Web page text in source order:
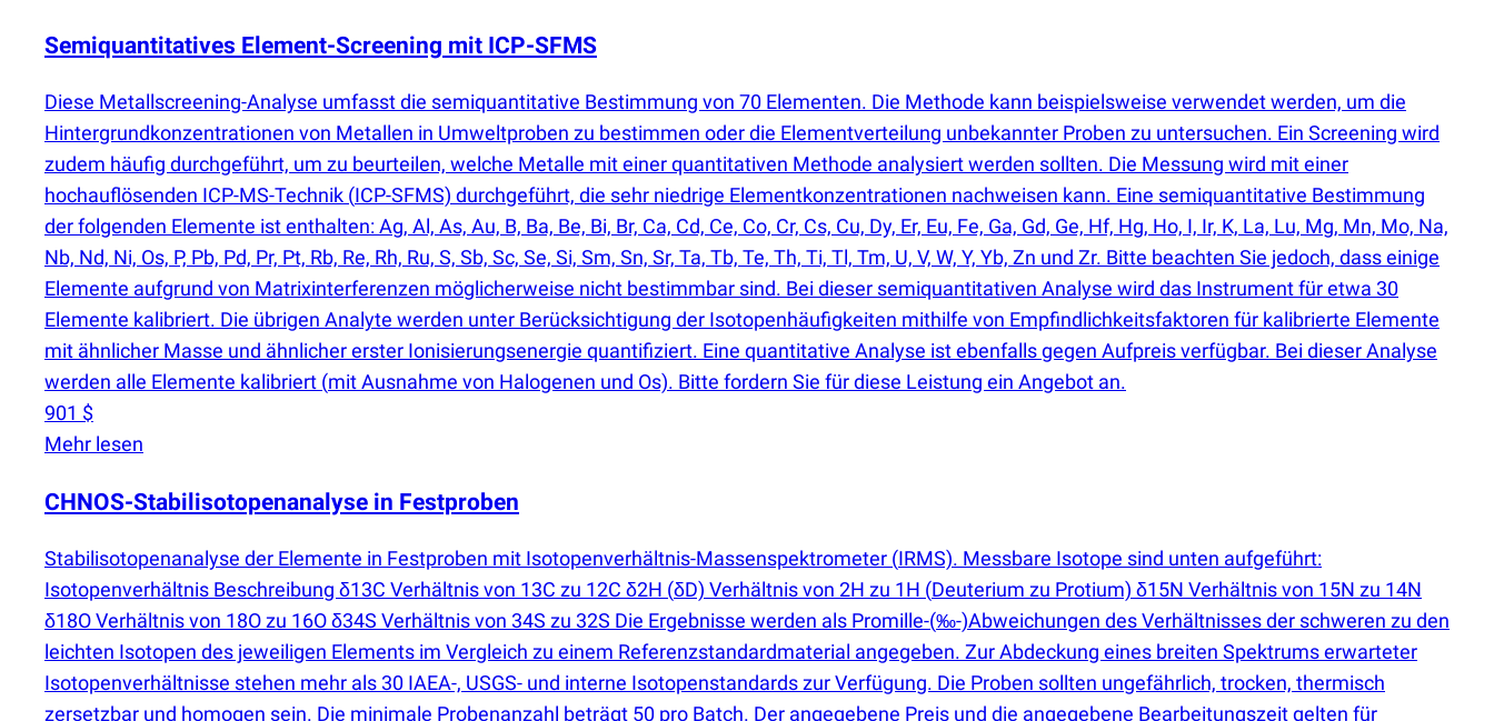
Semiquantitatives Element-Screening mit ICP-SFMS
Diese Metallscreening-Analyse umfasst die semiquantitative Bestimmung von 70 Elementen. Die Methode kann beispielsweise verwendet werden, um die
Hintergrundkonzentrationen von Metallen in Umweltproben zu bestimmen oder die Elementverteilung unbekannter Proben zu untersuchen. Ein Screening wird
zudem häufig durchgeführt, um zu beurteilen, welche Metalle mit einer quantitativen Methode analysiert werden sollten. Die Messung wird mit einer
hochauflösenden ICP-MS-Technik (ICP-SFMS) durchgeführt, die sehr niedrige Elementkonzentrationen nachweisen kann. Eine semiquantitative Bestimmung
der folgenden Elemente ist enthalten: Ag, Al, As, Au, B, Ba, Be, Bi, Br, Ca, Cd, Ce, Co, Cr, Cs, Cu, Dy, Er, Eu, Fe, Ga, Gd, Ge, Hf, Hg, Ho, I, Ir, K, La, Lu, Mg, Mn, Mo, Na,
Nb, Nd, Ni, Os, P, Pb, Pd, Pr, Pt, Rb, Re, Rh, Ru, S, Sb, Sc, Se, Si, Sm, Sn, Sr, Ta, Tb, Te, Th, Ti, Tl, Tm, U, V, W, Y, Yb, Zn und Zr. Bitte beachten Sie jedoch, dass einige
Elemente aufgrund von Matrixinterferenzen möglicherweise nicht bestimmbar sind. Bei dieser semiquantitativen Analyse wird das Instrument für etwa 30
Elemente kalibriert. Die übrigen Analyte werden unter Berücksichtigung der Isotopenhäufigkeiten mithilfe von Empfindlichkeitsfaktoren für kalibrierte Elemente
mit ähnlicher Masse und ähnlicher erster Ionisierungsenergie quantifiziert. Eine quantitative Analyse ist ebenfalls gegen Aufpreis verfügbar. Bei dieser Analyse
werden alle Elemente kalibriert (mit Ausnahme von Halogenen und Os). Bitte fordern Sie für diese Leistung ein Angebot an.
901 $
Mehr lesen
CHNOS-Stabilisotopenanalyse in Festproben
Stabilisotopenanalyse der Elemente in Festproben mit Isotopenverhältnis-Massenspektrometer (IRMS). Messbare Isotope sind unten aufgeführt:
Isotopenverhältnis Beschreibung δ13C Verhältnis von 13C zu 12C δ2H (δD) Verhältnis von 2H zu 1H (Deuterium zu Protium) δ15N Verhältnis von 15N zu 14N
δ18O Verhältnis von 18O zu 16O δ34S Verhältnis von 34S zu 32S Die Ergebnisse werden als Promille-(‰-)Abweichungen des Verhältnisses der schweren zu den
leichten Isotopen des jeweiligen Elements im Vergleich zu einem Referenzstandardmaterial angegeben. Zur Abdeckung eines breiten Spektrums erwarteter
Isotopenverhältnisse stehen mehr als 30 IAEA-, USGS- und interne Isotopenstandards zur Verfügung. Die Proben sollten ungefährlich, trocken, thermisch
zersetzbar und homogen sein. Die minimale Probenanzahl beträgt 50 pro Batch. Der angegebene Preis und die angegebene Bearbeitungszeit gelten für